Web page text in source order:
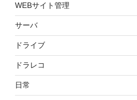
WEBサイト管理
サーバ
ドライブ
ドラレコ
日常